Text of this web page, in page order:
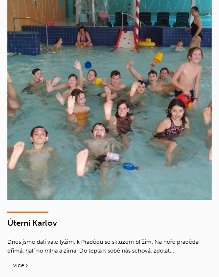
Úterní Karlov
Dnes jsme dali vale lyžím, k Pradědu se skluzem blížím. Na hoře praděda
dřímá, halí ho mlha a zima. Do tepla k sobě nás schová, zdolat...
více ›